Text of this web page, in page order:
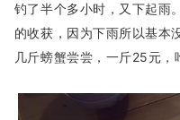
钓了半个多小时，又下起雨
的收获，因为下雨所以基本
几斤螃蟹尝尝，一斤25元，